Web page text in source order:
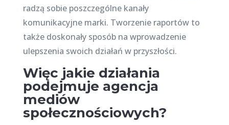
radzą sobie poszczególne kanały
komunikacyjne marki. Tworzenie raportów to
także doskonały sposób na wprowadzenie
ulepszenia swoich działań w przyszłości.
Więc jakie działania
podejmuje agencja
mediów
społecznościowych?